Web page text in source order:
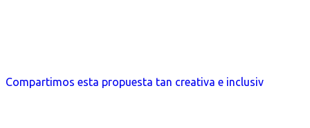
Compartimos esta propuesta tan creativa e inclusiv